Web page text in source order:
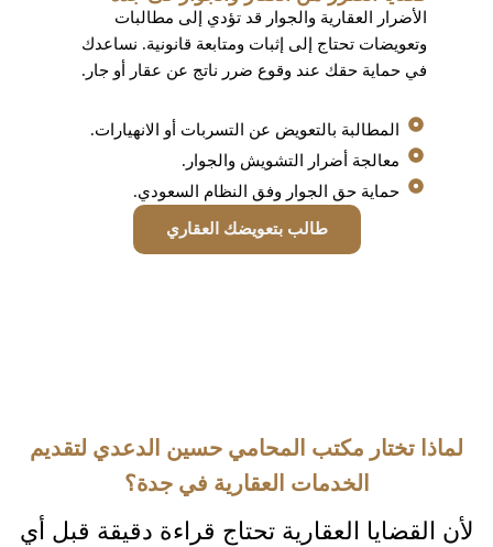
الأضرار العقارية والجوار قد تؤدي إلى مطالبات
وتعويضات تحتاج إلى إثبات ومتابعة قانونية. نساعدك
في حماية حقك عند وقوع ضرر ناتج عن عقار أو جار.
المطالبة بالتعويض عن التسربات أو الانهيارات.
معالجة أضرار التشويش والجوار.
حماية حق الجوار وفق النظام السعودي.
طالب بتعويضك العقاري
لماذا تختار مكتب المحامي حسين الدعدي لتقديم
الخدمات العقارية في جدة؟
لأن القضايا العقارية تحتاج قراءة دقيقة قبل أي